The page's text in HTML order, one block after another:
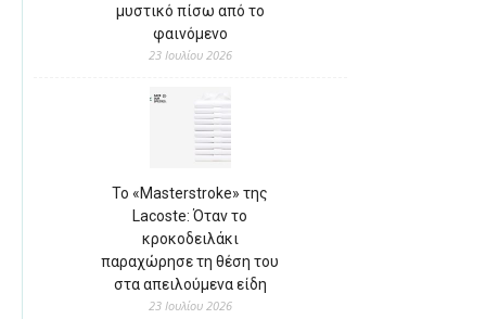
μυστικό πίσω από το
φαινόμενο
23 Ιουλίου 2026
Το «Masterstroke» της
Lacoste: Όταν το
κροκοδειλάκι
παραχώρησε τη θέση του
στα απειλούμενα είδη
23 Ιουλίου 2026